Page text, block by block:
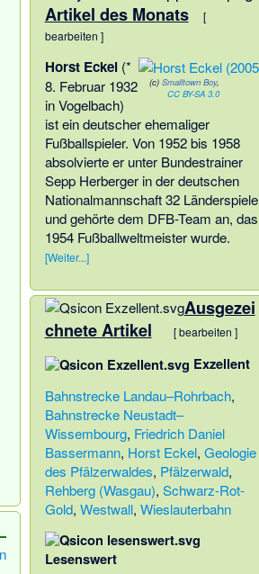
Artikel des Monats
[
bearbeiten ]
(c) Smalltown Boy,
CC BY-SA 3.0
Horst Eckel(*
8. Februar 1932
in Vogelbach)
ist ein deutscher ehemaliger
Fußballspieler. Von 1952 bis 1958
absolvierte er unter Bundestrainer
Sepp Herberger in der deutschen
Nationalmannschaft 32 Länderspiele
und gehörte dem DFB-Team an, das
1954 Fußballweltmeister wurde.
[Weiter...]
Ausgezei
chnete Artikel
[bearbeiten ]
Exzellent
Bahnstrecke Landau–Rohrbach,
Bahnstrecke Neustadt–
Wissembourg, Friedrich Daniel
Bassermann, Horst Eckel, Geologie
des Pfälzerwaldes, Pfälzerwald,
Rehberg (Wasgau), Schwarz-Rot-
Gold, Westwall, Wieslauterbahn
Lesenswert